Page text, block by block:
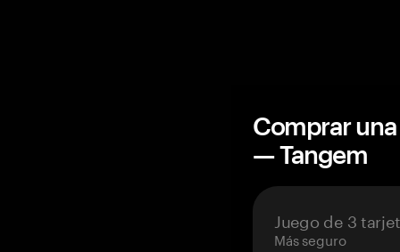
Comprar
— Tangem
Juego de 3
Más seguro